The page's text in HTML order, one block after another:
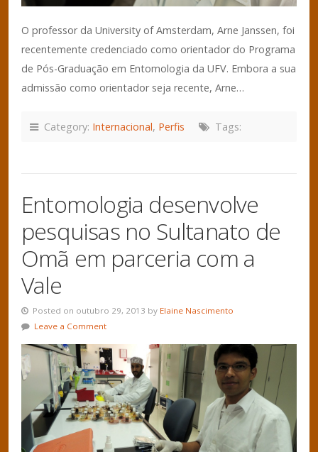
O professor da University of Amsterdam, Arne Janssen, foi
recentemente credenciado como orientador do Programa
de Pós-Graduação em Entomologia da UFV. Embora a sua
admissão como orientador seja recente, Arne…
Category: Internacional, Perfis Tags:
Entomologia desenvolve
pesquisas no Sultanato de
Omã em parceria com a
Vale
Posted on outubro 29, 2013 by Elaine Nascimento
Leave a Comment